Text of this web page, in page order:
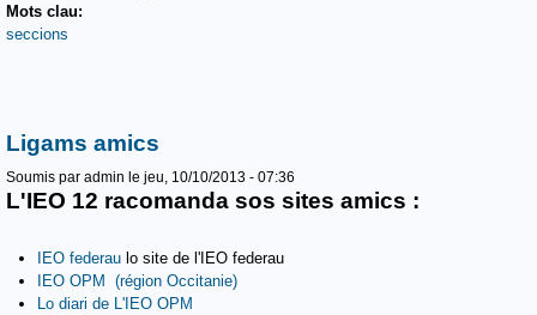
Mots clau:
seccions
Ligams amics
Soumis par admin le jeu, 10/10/2013 - 07:36
L'IEO 12 racomanda sos sites amics :
IEO federau lo site de l'IEO federau
IEO OPM (région Occitanie)
Lo diari de L'IEO OPM